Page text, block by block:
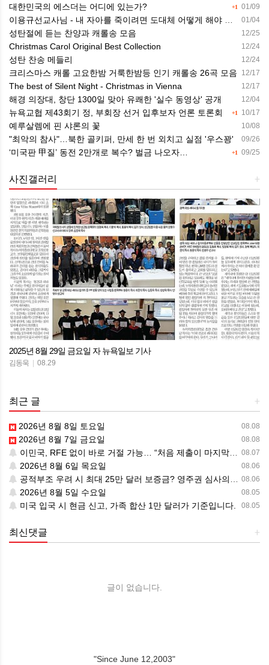
+1 01/09
대한민국의 에스더는 어디에 있는가?
01/04
이용규선교사님 - 내 자아를 죽이려면 도대체 어떻게 해야 하나요?
12/25
성탄절에 듣는 찬양과 캐롤송 모음
12/24
Christmas Carol Original Best Collection
12/24
성탄 찬송 메들리
12/17
크리스마스 캐롤 고요한밤 거룩한밤등 인기 캐롤송 26곡 모음
12/17
The best of Silent Night - Christmas in Vienna
12/04
해경 의장대, 창단 1300일 맞아 유쾌한 '실수 동영상' 공개
+1 10/17
뉴욕교협 제43회기 정, 부회장 선거 입후보자 언론 토론회
10/08
예루살렘에 핀 샤론의 꽃
09/26
"최악의 참사"…북한 골키퍼, 만세 한 번 외치고 실점 '우스꽝'
+1 09/25
‘미국판 甲질’ 동전 2만개로 복수? 벌금 나오자…
+
사진갤러리
2025년 8월 29일 금요일 자 뉴욕일보 기사
김동욱 08.29
+
최근 글
08.08
2026년 8월 8일 토요일
08.08
2026년 8월 7일 금요일
08.07
이민국, RFE 없이 바로 거절 가능… “처음 제출이 마지막 기회” 시대가 시작됩니다.
08.06
2026년 8월 6일 목요일
08.06
공적부조 우려 시 최대 25만 달러 보증금? 영주권 심사의 새로운 변수
08.05
2026년 8월 5일 수요일
08.05
미국 입국 시 현금 신고, 가족 합산 1만 달러가 기준입니다.
+
최신댓글
글이 없습니다.
"Since June 12,2003"